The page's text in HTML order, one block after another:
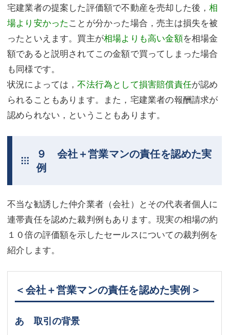
宅建業者の提案した評価額で不動産を売却した後，相
場より安かったことが分かった場合，売主は損失を被
ったといえます。買主が相場よりも高い金額を相場金
額であると説明されてこの金額で買ってしまった場合
も同様です。
状況によっては，不法行為として損害賠償責任が認め
られることもあります。また，宅建業者の報酬請求が
認められない，ということもあります。
９ 会社＋営業マンの責任を認めた実
例
不当な勧誘した仲介業者（会社）とその代表者個人に
連帯責任を認めた裁判例もあります。現実の相場の約
１０倍の評価額を示したセールスについての裁判例を
紹介します。
＜会社＋営業マンの責任を認めた実例＞
あ 取引の背景